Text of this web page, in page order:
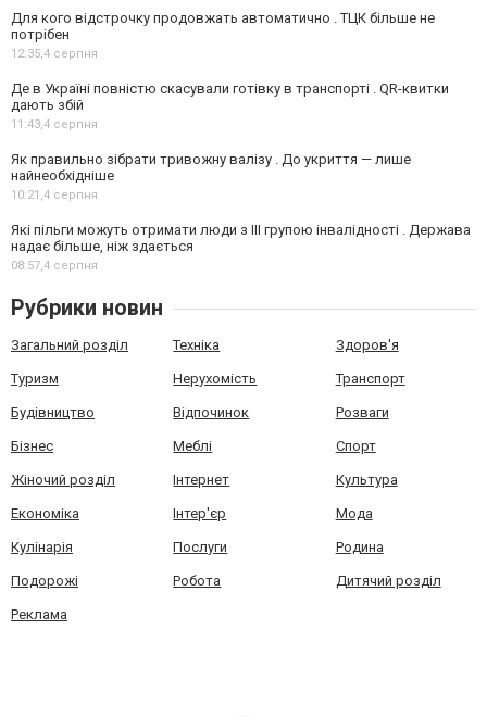
Для кого відстрочку продовжать автоматично . ТЦК більше не
потрібен
12:35,4 серпня
Де в Україні повністю скасували готівку в транспорті . QR-квитки
дають збій
11:43,4 серпня
Як правильно зібрати тривожну валізу . До укриття — лише
найнеобхідніше
10:21,4 серпня
Які пільги можуть отримати люди з III групою інвалідності . Держава
надає більше, ніж здається
08:57,4 серпня
Рубрики новин
Загальний розділ Техніка Здоров'я
Туризм Нерухомість Транспорт
Будівництво Відпочинок Розваги
Бізнес Меблі Спорт
Жіночий розділ Інтернет Культура
Економіка Інтер'єр Мода
Кулінарія Послуги Родина
Подорожі Робота Дитячий розділ
Реклама